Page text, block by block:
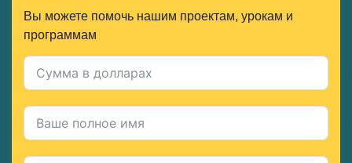
Вы можете помочь нашим проектам, урокам и
программам